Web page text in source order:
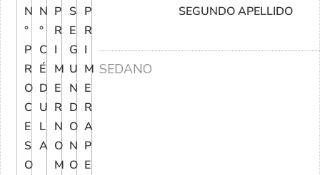
N
°
P
R
O
C
E
S
O
N
°
C
É
D
U
L
A
P
R
I
M
E
R
N
O
M
S
E
G
U
N
D
O
N
O
P
R
I
M
E
R
A
P
E
SEGUNDO APELLIDO
SEDANO